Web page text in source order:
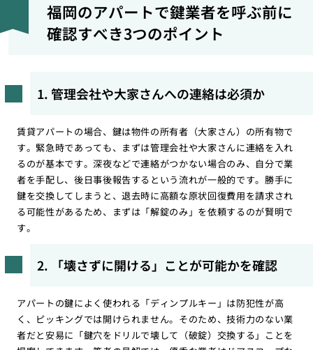
福岡のアパートで鍵業者を呼ぶ前に
確認すべき3つのポイント
1. 管理会社や大家さんへの連絡は必須か
賃貸アパートの場合、鍵は物件の所有者（大家さん）の所有物で
す。緊急時であっても、まずは管理会社や大家さんに連絡を入れ
るのが基本です。深夜などで連絡がつかない場合のみ、自分で業
者を手配し、後日事後報告するという流れが一般的です。勝手に
鍵を交換してしまうと、退去時に高額な原状回復費用を請求され
る可能性があるため、まずは「解錠のみ」を依頼するのが賢明で
す。
2. 「壊さずに開ける」ことが可能かを確認
アパートの鍵によく使われる「ディンプルキー」は防犯性が高
く、ピッキングでは開けられません。そのため、技術力のない業
者だと安易に「鍵穴をドリルで壊して（破錠）交換する」ことを